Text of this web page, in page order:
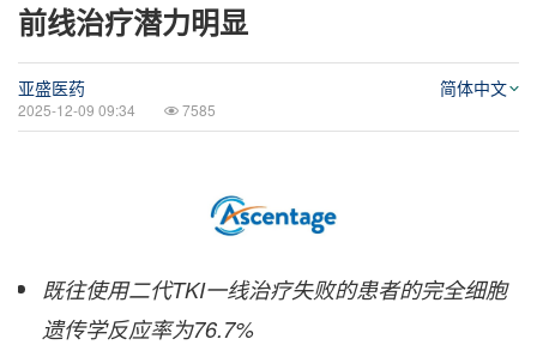
前线治疗潜力明显
亚盛医药
2025-12-09 09:34 7585
简体中文
既往使用二代TKI一线治疗失败的患者的完全细胞
遗传学反应率为76.7%